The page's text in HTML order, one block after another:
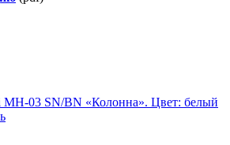
MH-03 SN/BN «Колонна». Цвет: белый